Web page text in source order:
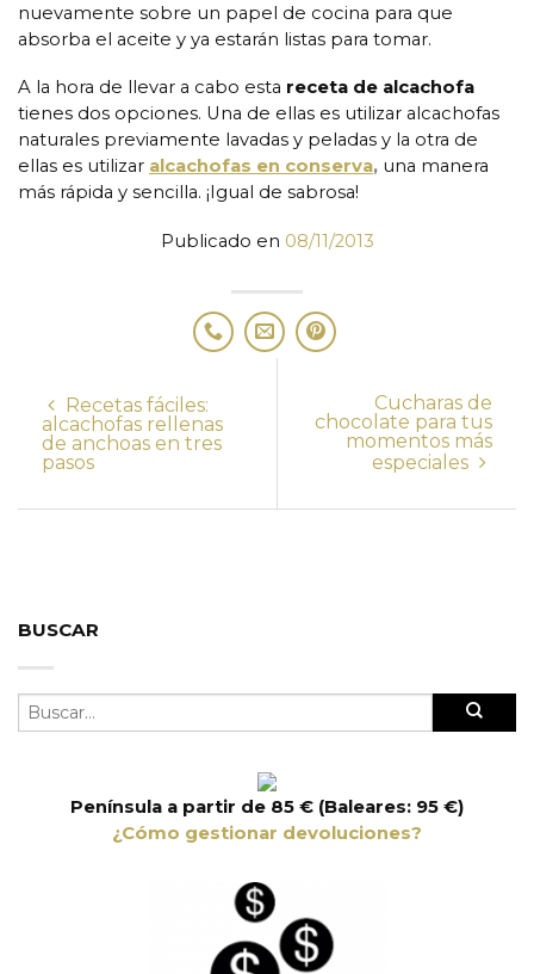
nuevamente sobre un papel de cocina para que
absorba el aceite y ya estarán listas para tomar.
A la hora de llevar a cabo esta receta de alcachofa
tienes dos opciones. Una de ellas es utilizar alcachofas
naturales previamente lavadas y peladas y la otra de
ellas es utilizar alcachofas en conserva, una manera
más rápida y sencilla. ¡Igual de sabrosa!
Publicado en 08/11/2013
Recetas fáciles:
alcachofas rellenas
de anchoas en tres
pasos
Cucharas de
chocolate para tus
momentos más
especiales
BUSCAR
Península a partir de 85 € (Baleares: 95 €)
¿Cómo gestionar devoluciones?